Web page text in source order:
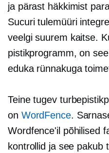
ja pärast häkkimist
Sucuri tulemüüri
veelgi suurem kaitse.
pistikprogramm, on
eduka rünnakuga
Teine tugev
on WordFence.
Wordfence'il põhilised
kontrollid ja see pakub